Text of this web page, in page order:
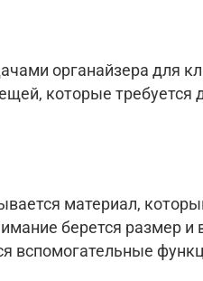
органайзера для
которые требуется
материал,
берется размер и
вспомогательные